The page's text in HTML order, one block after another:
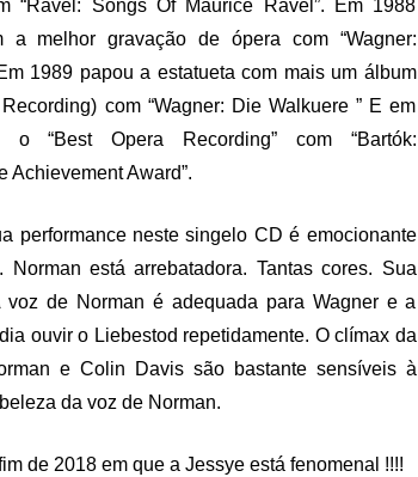
“Ravel: Songs Of Maurice Ravel”. Em 1988
a melhor gravação de ópera com “Wagner:
1989 papou a estatueta com mais um álbum
com “Wagner: Die Walkuere ” E em
o “Best Opera Recording” com “Bartók:
Achievement Award”.
performance neste singelo CD é emocionante
está arrebatadora. Tantas cores. Sua
de Norman é adequada para Wagner e a
ouvir o Liebestod repetidamente. O clímax da
e Colin Davis são bastante sensíveis à
da voz de Norman.
de 2018 em que a Jessye está fenomenal !!!!